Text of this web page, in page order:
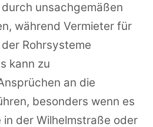
unsachgemäßen
während Vermieter für
Rohrsysteme
kann zu
an die
besonders wenn es
in der Wilhelmstraße oder